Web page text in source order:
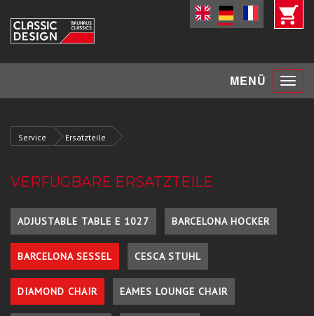
MENÜ Toggle
Service Ersatzteile
VERFÜGBARE ERSATZTEILE
ADJUSTABLE TABLE E 1027 BARCELONA HOCKER
BARCELONA SESSEL CESCA STUHL
DIAMOND CHAIR EAMES LOUNGE CHAIR